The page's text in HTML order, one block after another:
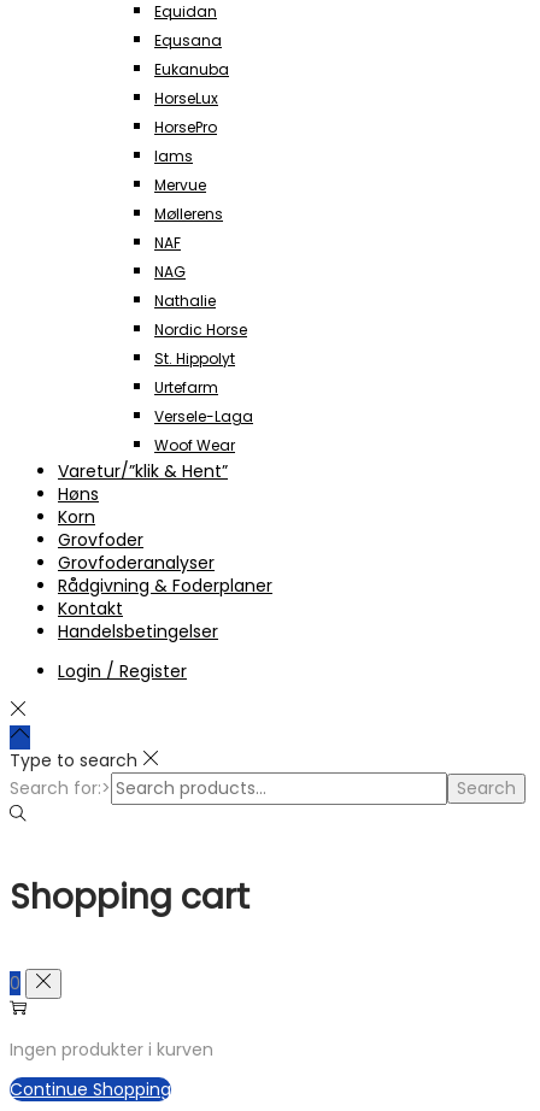
Equidan
Equsana
Eukanuba
HorseLux
HorsePro
Iams
Mervue
Møllerens
NAF
NAG
Nathalie
Nordic Horse
St. Hippolyt
Urtefarm
Versele-Laga
Woof Wear
Varetur/”klik & Hent”
Høns
Korn
Grovfoder
Grovfoderanalyser
Rådgivning & Foderplaner
Kontakt
Handelsbetingelser
Login / Register
Type to search
Search for:>
Search
Shopping cart
0
Ingen produkter i kurven
Continue Shopping